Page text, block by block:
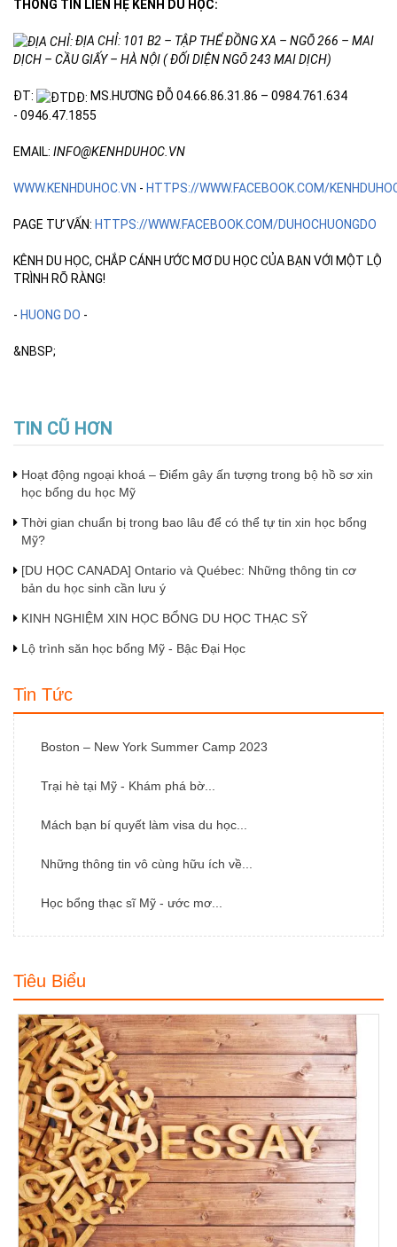
THÔNG TIN LIÊN HỆ KÊNH DU HỌC:
ĐỊA CHỈ: 101 B2 – TẬP THỂ ĐỒNG XA – NGÕ 266 – MAI
DỊCH – CẦU GIẤY – HÀ NỘI ( ĐỐI DIỆN NGÕ 243 MAI DỊCH)
ĐT:
MS.HƯƠNG ĐỖ 04.66.86.31.86 – 0984.761.634
- 0946.47.1855
EMAIL: INFO@KENHDUHOC.VN
WWW.KENHDUHOC.VN - HTTPS://WWW.FACEBOOK.COM/
PAGE TƯ VẤN: HTTPS://WWW.FACEBOOK.COM/DUHOCHUONGDO
KÊNH DU HỌC, CHẮP CÁNH ƯỚC MƠ DU HỌC CỦA BẠN VỚI MỘT LỘ
TRÌNH RÕ RÀNG!
- HUONG DO -
&NBSP;
TIN CŨ HƠN
Hoạt động ngoại khoá – Điểm gây ấn tượng trong bộ hồ sơ xin
học bổng du học Mỹ
Thời gian chuẩn bị trong bao lâu để có thể tự tin xin học bổng
Mỹ?
[DU HỌC CANADA] Ontario và Québec: Những thông tin cơ
bản du học sinh cần lưu ý
KINH NGHIỆM XIN HỌC BỔNG DU HỌC THẠC SỸ
Lộ trình săn học bổng Mỹ - Bậc Đại Học
Tin Tức
Boston – New York Summer Camp 2023
Trại hè tại Mỹ - Khám phá bờ...
Mách bạn bí quyết làm visa du học...
Những thông tin vô cùng hữu ích về...
Học bổng thạc sĩ Mỹ - ước mơ...
Tiêu Biểu